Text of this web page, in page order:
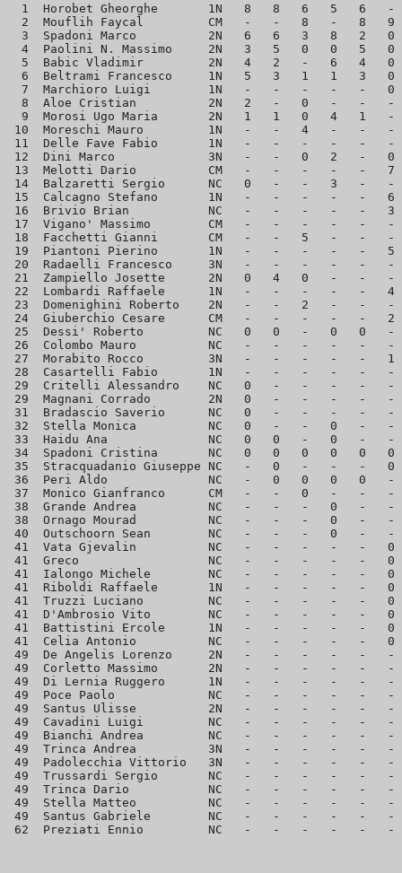
1  Horobet Gheorghe       1N   8   8   6   5   6
2  Mouflih Faycal         CM   -   -   8   -   8
3  Spadoni Marco          2N   6   6   3   8   2
4  Paolini N. Massimo     2N   3   5   0   0   5
5  Babic Vladimir         2N   4   2   -   6   4
6  Beltrami Francesco     1N   5   3   1   1   3
7  Marchioro Luigi        1N   -   -   -   -   -
8  Aloe Cristian          2N   2   -   0   -   -
9  Morosi Ugo Maria       2N   1   1   0   4   1
10  Moreschi Mauro         1N   -   -   4   -
11  Delle Fave Fabio       1N   -   -   -   -
12  Dini Marco             3N   -   -   0   2   -
13  Melotti Dario          CM   -   -   -   -
14  Balzaretti Sergio      NC   0   -   -   3
15  Calcagno Stefano       1N   -   -   -   -
16  Brivio Brian           NC   -   -   -   -   -
17  Vigano' Massimo        CM   -   -   -   -
18  Facchetti Gianni       CM   -   -   5   -
19  Piantoni Pierino       1N   -   -   -   -
20  Radaelli Francesco     3N   -   -   -   -
21  Zampiello Josette      2N   0   4   0   -
22  Lombardi Raffaele      1N   -   -   -   -
23  Domenighini Roberto    2N   -   -   2
24  Giuberchio Cesare      CM   -   -   -   -
25  Dessi' Roberto         NC   0   0   -   0
26  Colombo Mauro          NC   -   -   -   -
27  Morabito Rocco         3N   -   -   -   -
28  Casartelli Fabio       1N   -   -   -   -
29  Critelli Alessandro    NC   0   -   -   -
29  Magnani Corrado        2N   0   -   -   -
31  Bradascio Saverio      NC   0   -   -   -
32  Stella Monica          NC   0   -   -   0
33  Haidu Ana              NC   0   0   -   0
34  Spadoni Cristina       NC   0   0   0   0
35  Stracquadanio Giuseppe NC   -   0   -
36  Peri Aldo              NC   -   0   0   0
37  Monico Gianfranco      CM   -   -   0
38  Grande Andrea          NC   -   -   -   0
38  Ornago Mourad          NC   -   -   -   0
40  Outschoorn Sean        NC   -   -   -   0
41  Vata Gjevalin          NC   -   -   -   -
41  Greco                  NC   -   -   -   -   -
41  Ialongo Michele        NC   -   -   -   -
41  Riboldi Raffaele       1N   -   -   -   -
41  Truzzi Luciano         NC   -   -   -   -
41  D'Ambrosio Vito        NC   -   -   -   -
41  Battistini Ercole      1N   -   -   -   -
41  Celia Antonio          NC   -   -   -   -
49  De Angelis Lorenzo     2N   -   -   -   -
49  Corletto Massimo       2N   -   -   -   -
49  Di Lernia Ruggero      1N   -   -   -   -
49  Poce Paolo             NC   -   -   -   -
49  Santus Ulisse          2N   -   -   -   -
49  Cavadini Luigi         NC   -   -   -   -
49  Bianchi Andrea         NC   -   -   -   -
49  Trinca Andrea          3N   -   -   -   -
49  Padolecchia Vittorio   3N   -   -   -   -
49  Trussardi Sergio       NC   -   -   -   -
49  Trinca Dario           NC   -   -   -   -
49  Stella Matteo          NC   -   -   -   -
49  Santus Gabriele        NC   -   -   -   -